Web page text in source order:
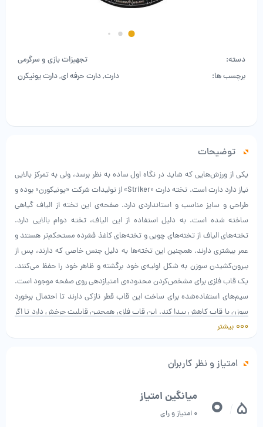
دسته:
تجهیزات بازی و سرگرمی
برچسب ها:
دارت,دارت حرفه ای,دارت یونیکرن
توضیحات
یکی از ورزش‌هایی که شاید در نگاه اول ساده به نظر برسد، ولی به تمرکز بالایی
نیاز دارد دارت است. تخته دارت «Striker» از تولیدات شرکت «یونیکورن» بوده و
طراحی و سایز مناسب و استانداردی دارد. صفحه‌ی این تخته از الیاف گیاهی
ساخته شده است. به دلیل استفاده از این الیاف، تخته دوام بالایی دارد.
تخته‌های الیاف از تخته‌های چوبی و تخته‌های کاغذ فشرده مستحکم‌تر هستند و
عمر بیشتری دارند. همچنین این تخته‌ها به دلیل جنس خاصی که دارند، پس از
بیرون‌کشیدن سوزن به شکل اولیه‌ی خود برگشته و ظاهر خود را حفظ می‌کنند.
یک قاب فلزی برای مشخص‌کردن محدوده‌ی امتیاز‌دهی روی صفحه موجود است.
سیم‌های استفاده‌شده برای ساخت این قاب قطر نازکی دارند تا احتمال برخورد
سوزن با ‌قاب کاهش پیدا کند. این قاب فلزی همچنین قابلیت چرخش دارد تا اگر
قسمتی از صفحه حالت اولیه خود را از دست داد، بتوان براساس نیاز، محدوده‌ی
دارند تا تخته را راحت‌تر نصب کنید. یک راهنمای نصب بر پشت جعبه چاپ شده
سانتی‌متری از سطح زمین قرار بگیرد. فاصله‌ای که باید هنگام پرتاب سوزن‌ها با
این تخته داشت 237 سانتی‌متر بوده که شعاع پرتاب استانداردی است. شرکت
بیشتر
امتیاز و نظر کاربران
5
0 میانگین امتیاز
0 امتیاز و رای